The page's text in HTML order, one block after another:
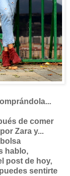
de comer
Zara y...
hablo,
post de hoy,
sentirte